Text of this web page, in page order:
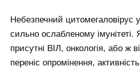
Небезпечний цитомегаловірус
сильно ослабленому імунітеті.
присутні ВІЛ, онкологія, або ж
переніс опромінення,